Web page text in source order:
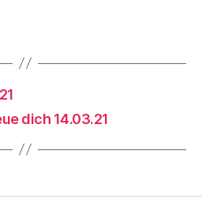
dich 14.03.21